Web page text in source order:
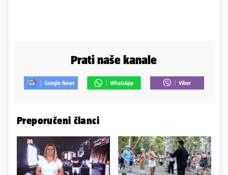
Prati naše kanale
Preporučeni članci